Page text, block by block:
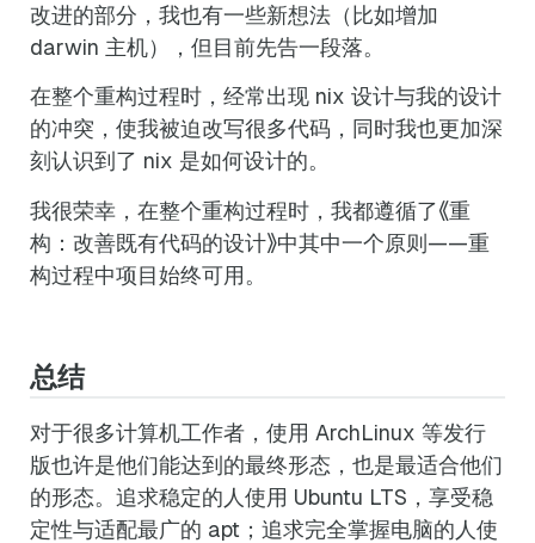
改进的部分，我也有一些新想法（比如增加
darwin 主机），但目前先告一段落。
在整个重构过程时，经常出现 nix 设计与我的设计
的冲突，使我被迫改写很多代码，同时我也更加深
刻认识到了 nix 是如何设计的。
我很荣幸，在整个重构过程时，我都遵循了《重
构：改善既有代码的设计》中其中一个原则——重
构过程中项目始终可用。
总结
对于很多计算机工作者，使用 ArchLinux 等发行
版也许是他们能达到的最终形态，也是最适合他们
的形态。追求稳定的人使用 Ubuntu LTS，享受稳
定性与适配最广的 apt；追求完全掌握电脑的人使